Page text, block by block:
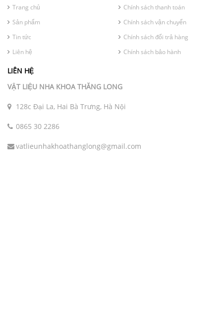
Trang chủ
Sản phẩm
Tin tức
Liên hệ
Chính sách thanh toán
Chính sách vận chuyển
Chính sách đổi trả hàng
Chính sách bảo hành
LIÊN HỆ
VẬT LIỆU NHA KHOA THĂNG LONG
128c Đại La, Hai Bà Trưng, Hà Nội
0865 30 2286
vatlieunhakhoathanglong@gmail.com